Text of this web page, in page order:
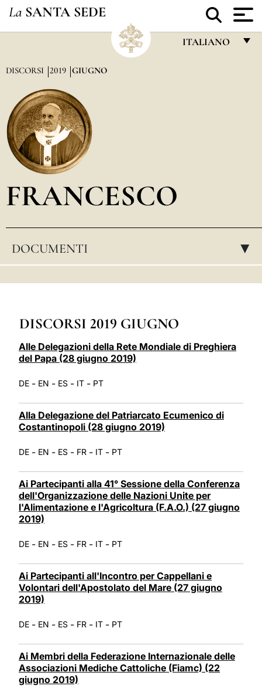
La SANTA SEDE
ITALIANO
العربيّة
DISCORSI 2019 GIUGNO
FRANCESCO
DOCUMENTI ▸
DISCORSI 2019 GIUGNO
Alle Delegazioni della Rete Mondiale di Preghiera
del Papa (28 giugno 2019)
DE - EN - ES - IT - PT
Alla Delegazione del Patriarcato Ecumenico di
Costantinopoli (28 giugno 2019)
DE - EN - ES - FR - IT - PT
Ai Partecipanti alla 41° Sessione della Conferenza
dell'Organizzazione delle Nazioni Unite per
l'Alimentazione e l'Agricoltura (F.A.O.) (27 giugno
2019)
DE - EN - ES - FR - IT - PT
Ai Partecipanti all'Incontro per Cappellani e
Volontari dell'Apostolato del Mare (27 giugno
2019)
DE - EN - ES - FR - IT - PT
Ai Membri della Federazione Internazionale delle
Associazioni Mediche Cattoliche (Fiamc) (22
giugno 2019)